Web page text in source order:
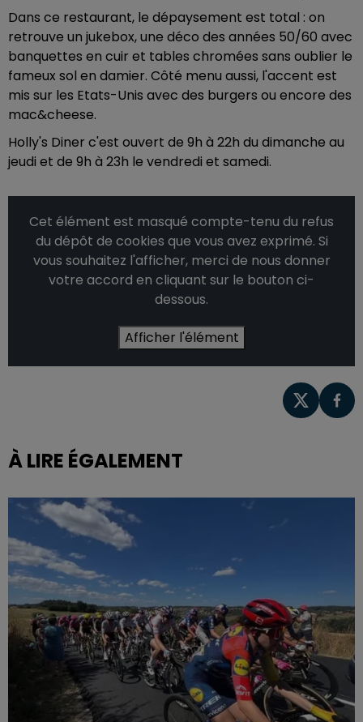
Dans ce restaurant, le dépaysement est total : on
retrouve un jukebox, une déco des années 50/60 avec
banquettes en cuir et tables chromées sans oublier le
fameux sol en damier. Côté menu aussi, l'accent est
mis sur les Etats-Unis avec des burgers ou encore des
mac&cheese.
Holly's Diner c'est ouvert de 9h à 22h du dimanche au
jeudi et de 9h à 23h le vendredi et samedi.
Cet élément est masqué compte-tenu du refus
du dépôt de cookies que vous avez exprimé. Si
vous souhaitez l'afficher, merci de nous donner
votre accord en cliquant sur le bouton ci-
dessous.
Afficher l'élément
À LIRE ÉGALEMENT